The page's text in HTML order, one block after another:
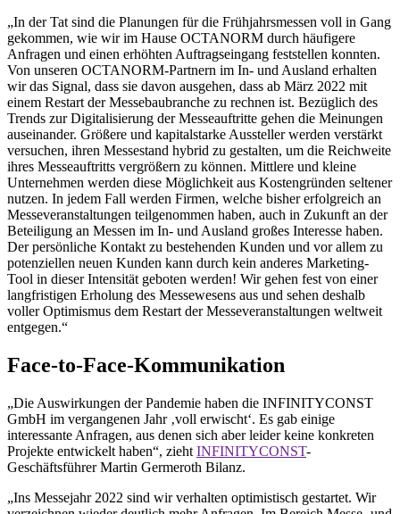
„In der Tat sind die Planungen für die Frühjahrsmessen voll in Gang
gekommen, wie wir im Hause OCTANORM durch häufigere
Anfragen und ­einen erhöhten Auftragseingang feststellen konnten.
Von unseren OCTANORM-Partnern im In- und Ausland erhalten
wir das ­Signal, dass sie ­davon ausgehen, dass ab März 2022 mit
einem Restart der ­Messebaubranche zu rechnen ist. Bezüglich des
Trends zur Digitalisierung der Messeauftritte gehen die Meinungen
auseinander. Größere und kapitalstarke Aussteller werden verstärkt
versuchen, ­ihren Messestand hybrid zu gestalten, um die Reichweite
ihres Messeauftritts vergrößern zu können. Mittlere und kleine
Unternehmen werden diese Möglichkeit aus Kostengründen seltener
nutzen. In ­jedem Fall werden Firmen, welche bisher erfolgreich an
Messeveranstaltungen teilgenommen haben, auch in Zukunft an der
Beteiligung an Messen im In- und Ausland großes Interesse haben.
Der persönliche Kontakt zu bestehenden Kunden und vor allem zu
potenziellen neuen Kunden kann durch kein anderes Marketing-
Tool in dieser Intensität geboten werden! Wir gehen fest von einer
lang­fristigen ­Erholung des Messewesens aus und ­sehen deshalb
voller Optimismus dem Restart der Messeveranstaltungen weltweit
entgegen.“
Face-to-Face-Kommunikation
„Die Auswirkungen der Pandemie haben die INFINITYCONST
GmbH im vergangenen Jahr ‚voll erwischt‘. Es gab einige
interessante Anfragen, aus denen sich aber leider keine konkreten
Projekte entwickelt haben“, zieht INFINITYCONST-
Geschäftsführer Martin Germeroth Bilanz.
„Ins Messejahr 2022 sind wir verhalten optimistisch gestartet. Wir